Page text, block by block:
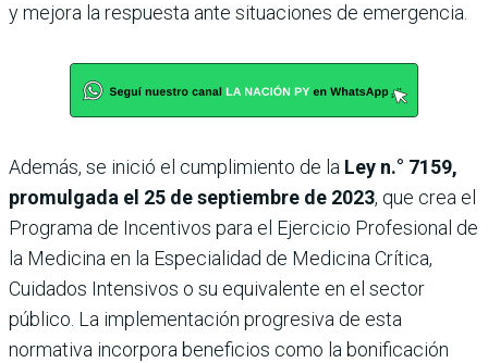
y mejora la respuesta ante situaciones de emergencia.
Además, se inició el cumplimiento de la Ley n.° 7159,
promulgada el 25 de septiembre de 2023, que crea el
Programa de Incentivos para el Ejercicio Profesional de
la Medicina en la Especialidad de Medicina Crítica,
Cuidados Intensivos o su equivalente en el sector
público. La implementación progresiva de esta
normativa incorpora beneficios como la bonificación